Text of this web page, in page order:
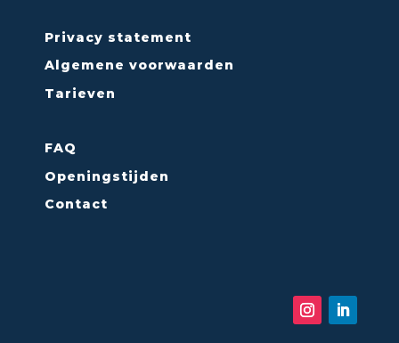
Privacy statement
Algemene voorwaarden
Tarieven
FAQ
Openingstijden
Contact